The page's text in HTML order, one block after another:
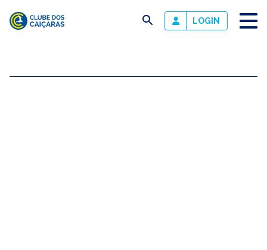
Caiçaras
busca LOGIN